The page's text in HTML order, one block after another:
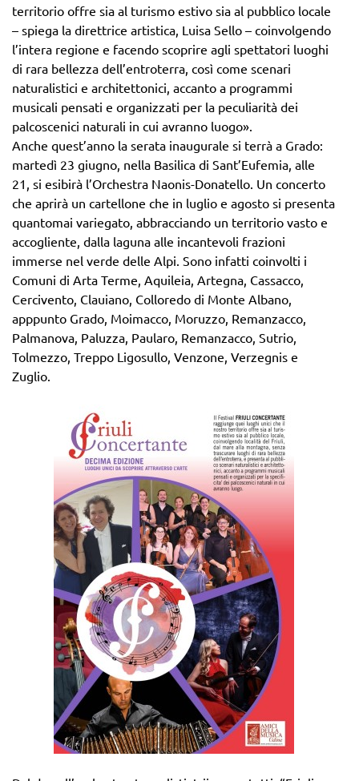
territorio offre sia al turismo estivo sia al pubblico locale
– spiega la direttrice artistica, Luisa Sello – coinvolgendo
l’intera regione e facendo scoprire agli spettatori luoghi
di rara bellezza dell’entroterra, così come scenari
naturalistici e architettonici, accanto a programmi
musicali pensati e organizzati per la peculiarità dei
palcoscenici naturali in cui avranno luogo».
Anche quest’anno la serata inaugurale si terrà a Grado:
martedì 23 giugno, nella Basilica di Sant’Eufemia, alle
21, si esibirà l’Orchestra Naonis-Donatello. Un concerto
che aprirà un cartellone che in luglio e agosto si presenta
quantomai variegato, abbracciando un territorio vasto e
accogliente, dalla laguna alle incantevoli frazioni
immerse nel verde delle Alpi. Sono infatti coinvolti i
Comuni di Arta Terme, Aquileia, Artegna, Cassacco,
Cercivento, Clauiano, Colloredo di Monte Albano,
apppunto Grado, Moimacco, Moruzzo, Remanzacco,
Palmanova, Paluzza, Paularo, Remanzacco, Sutrio,
Tolmezzo, Treppo Ligosullo, Venzone, Verzegnis e
Zuglio.